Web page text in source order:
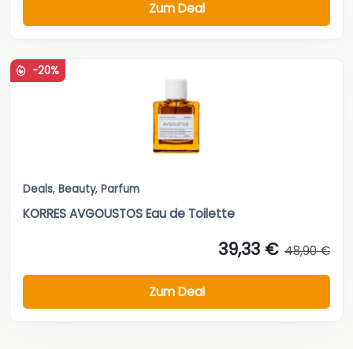
Zum Deal
-20%
Deals, Beauty, Parfum
KORRES AVGOUSTOS Eau de Toilette
39,33 € 48,90 €
Zum Deal